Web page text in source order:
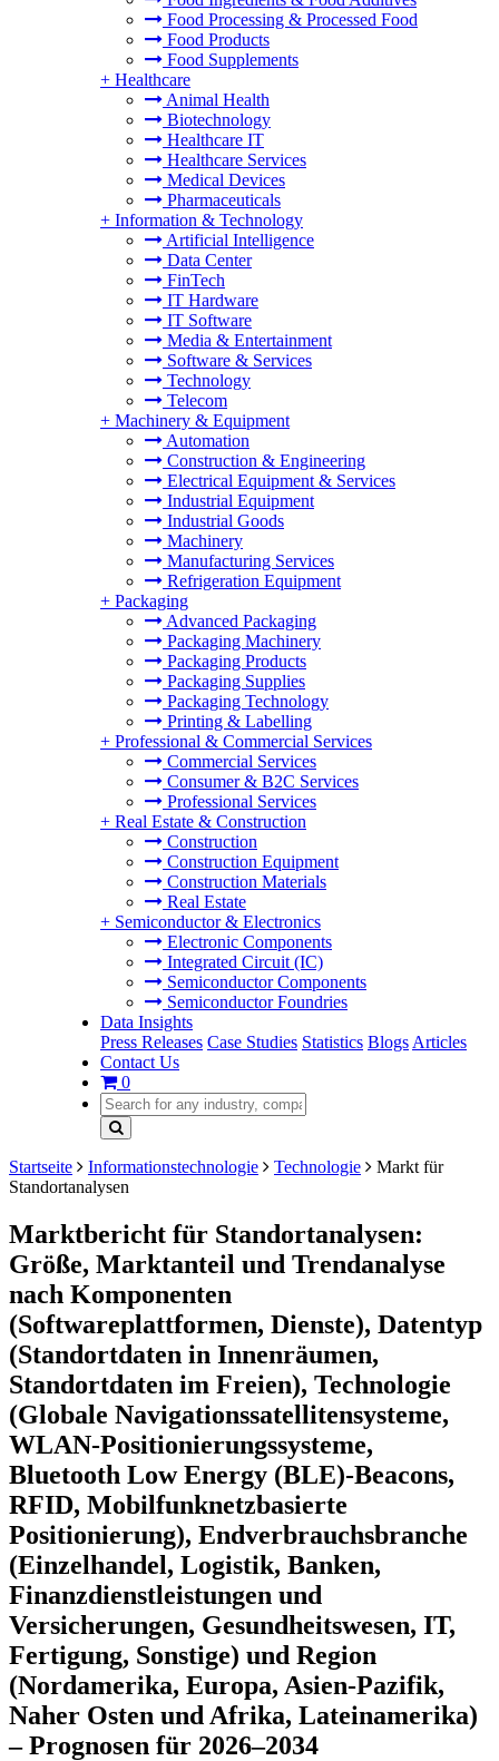
Food Processing & Processed Food
Food Products
Food Supplements
+ Healthcare
Animal Health
Biotechnology
Healthcare IT
Healthcare Services
Medical Devices
Pharmaceuticals
+ Information & Technology
Artificial Intelligence
Data Center
FinTech
IT Hardware
IT Software
Media & Entertainment
Software & Services
Technology
Telecom
+ Machinery & Equipment
Automation
Construction & Engineering
Electrical Equipment & Services
Industrial Equipment
Industrial Goods
Machinery
Manufacturing Services
Refrigeration Equipment
+ Packaging
Advanced Packaging
Packaging Machinery
Packaging Products
Packaging Supplies
Packaging Technology
Printing & Labelling
+ Professional & Commercial Services
Commercial Services
Consumer & B2C Services
Professional Services
+ Real Estate & Construction
Construction
Construction Equipment
Construction Materials
Real Estate
+ Semiconductor & Electronics
Electronic Components
Integrated Circuit (IC)
Semiconductor Components
Semiconductor Foundries
Data Insights
Press Releases Case Studies Statistics Blogs Articles
Contact Us
0
Startseite Informationstechnologie Technologie
Markt für
Standortanalysen
Marktbericht für Standortanalysen:
Größe, Marktanteil und Trendanalyse
nach Komponenten
(Softwareplattformen, Dienste), Datentyp
(Standortdaten in Innenräumen,
Standortdaten im Freien), Technologie
(Globale Navigationssatellitensysteme,
WLAN-Positionierungssysteme,
Bluetooth Low Energy (BLE)-Beacons,
RFID, Mobilfunknetzbasierte
Positionierung), Endverbrauchsbranche
(Einzelhandel, Logistik, Banken,
Finanzdienstleistungen und
Versicherungen, Gesundheitswesen, IT,
Fertigung, Sonstige) und Region
(Nordamerika, Europa, Asien-Pazifik,
Naher Osten und Afrika, Lateinamerika)
– Prognosen für 2026–2034